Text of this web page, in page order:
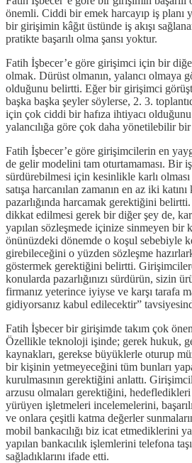
önemli. Ciddi bir emek harcayıp iş planı
bir girişimin kâğıt üstünde iş akışı
pratikte başarılı olma şansı yoktur.
Fatih İşbecer’e göre girişimci için bir
olmak. Dürüst olmanın, yalancı olmaya
olduğunu belirtti. Eğer bir girişimci
başka başka şeyler söylerse, 2. 3.
için çok ciddi bir hafıza ihtiyacı
yalancılığa göre çok daha yönetilebilir
Fatih İşbecer’e göre girişimcilerin en
de gelir modelini tam oturtamaması. Bir
sürdürebilmesi için kesinlikle karlı
satışa harcanılan zamanın en az iki
pazarlığında harcamak gerektiğini
dikkat edilmesi gerek bir diğer şey de,
yapılan sözleşmede içinize sinmeyen bir
önünüzdeki dönemde o koşul sebebiyle
girebileceğini o yüzden sözleşme
göstermek gerektiğini belirtti.
konularda pazarlığınızı sürdürün, sizin
firmanız yeterince iyiyse ve karşı tarafa
gidiyorsanız kabul edilecektir”
Fatih İşbecer bir girişimde takım çok
Özellikle teknoloji işinde; gerek hukuk,
kaynakları, gerekse büyüklerle oturup
bir kişinin yetmeyeceğini tüm bunları
kurulmasının gerektiğini anlattı.
arzusu olmaları gerektiğini,
yürüyen işletmeleri incelemelerini,
ve onlara çeşitli katma değerler
mobil bankacılığı biz icat etmediklerini
yapılan bankacılık işlemlerini telefona
sağladıklarını ifade etti.